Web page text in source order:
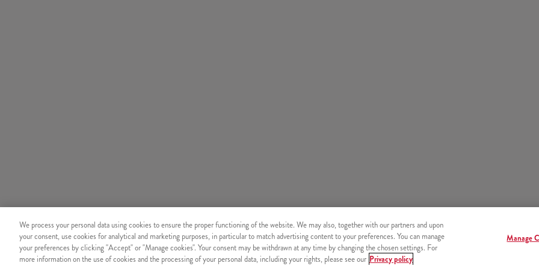
We process your personal data using cookies to ensure the proper functioning of the website. We may also, together with our partners and upon
your consent, use cookies for analytical and marketing purposes, in particular to match advertising content to your preferences. You can manage
your preferences by clicking "Accept" or "Manage cookies". Your consent may be withdrawn at any time by changing the chosen settings. For
more information on the use of cookies and the processing of your personal data, including your rights, please see our Privacy policy
Manage